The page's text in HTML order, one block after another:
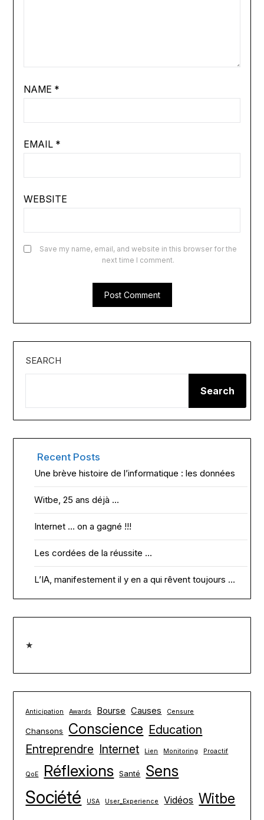
NAME *
EMAIL *
WEBSITE
Save my name, email, and website in this browser for the
next time I comment.
SEARCH
Search
Recent Posts
Une brève histoire de l’informatique : les données
Witbe, 25 ans déjà …
Internet … on a gagné !!!
Les cordées de la réussite …
L’IA, manifestement il y en a qui rêvent toujours …
★
Anticipation Awards Bourse Causes Censure
Chansons Conscience Education
Entreprendre Internet Lien Monitoring Proactif
QoE Réflexions Santé Sens
Société USA User_Experience Vidéos Witbe